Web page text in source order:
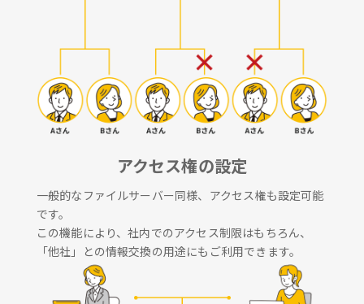
アクセス権の設定
一般的なファイルサーバー同様、アクセス権も設定可能
です。
この機能により、社内でのアクセス制限はもちろん、
「他社」との情報交換の用途にもご利用できます。